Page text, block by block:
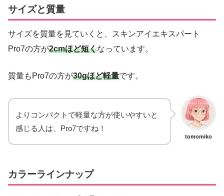
サイズと質量
サイズを質量を見ていくと、スキンアイエキスパート
Pro7の方が2cmほど短くなっています。
質量もPro7の方が30gほど軽量です。
tomomiko
よりコンパクトで軽量な方が使いやすいと
感じる人は、Pro7ですね！
カラーラインナップ